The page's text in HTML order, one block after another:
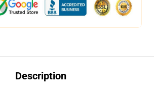
Description